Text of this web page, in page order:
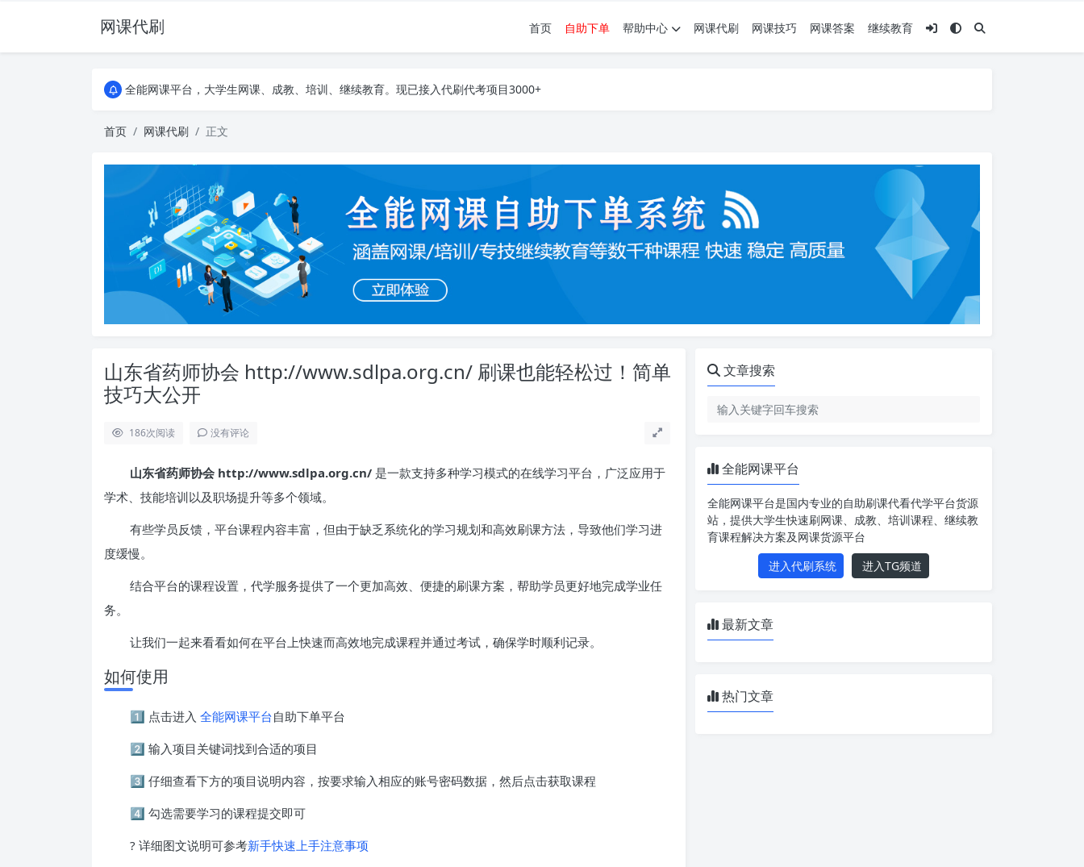
网课代刷 首页 自助下单 帮助中心 网课代刷 网课技巧 网课答案 继续教育
AI论文写作平台，根据真实文献内容生成论文
全能网课平台，大学生网课、成教、培训、继续教育。现已接入代刷代考项目3000+
全能网课平台，大学生网课、成教、培训、继续教育。现已接入代刷代考项目3000+
首页 网课代刷 正文
山东省药师协会 http://www.sdlpa.org.cn/ 刷课也能轻松过！简单
技巧大公开
186次阅读 没有评论
山东省药师协会 http://www.sdlpa.org.cn/ 是一款支持多种学习模式的在线学习平台，广泛应用于
学术、技能培训以及职场提升等多个领域。
有些学员反馈，平台课程内容丰富，但由于缺乏系统化的学习规划和高效刷课方法，导致他们学习进
度缓慢。
结合平台的课程设置，代学服务提供了一个更加高效、便捷的刷课方案，帮助学员更好地完成学业任
务。
让我们一起来看看如何在平台上快速而高效地完成课程并通过考试，确保学时顺利记录。
如何使用
1️⃣ 点击进入 全能网课平台自助下单平台
2️⃣ 输入项目关键词找到合适的项目
3️⃣ 仔细查看下方的项目说明内容，按要求输入相应的账号密码数据，然后点击获取课程
4️⃣ 勾选需要学习的课程提交即可
? 详细图文说明可参考新手快速上手注意事项
文章搜索
全能网课平台
全能网课平台是国内专业的自助刷课代看代学平台货源
站，提供大学生快速刷网课、成教、培训课程、继续教
育课程解决方案及网课货源平台
进入代刷系统
进入TG频道
最新文章
热门文章